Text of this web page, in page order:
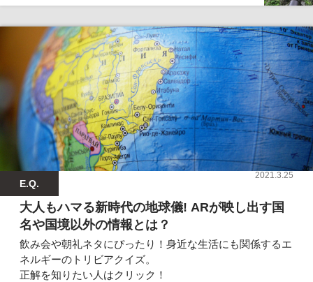
E.Q.
2021.3.25
大人もハマる新時代の地球儀! ARが映し出す国
名や国境以外の情報とは？
飲み会や朝礼ネタにぴったり！身近な生活にも関係するエ
ネルギーのトリビアクイズ。
正解を知りたい人はクリック！